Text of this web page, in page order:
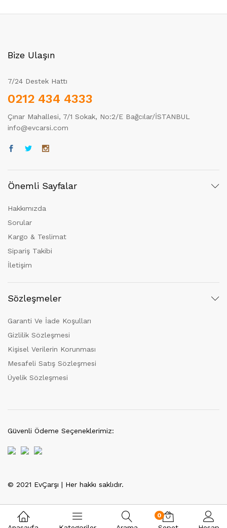
7/24 Canlı Destek
Bize Ulaşın
7/24 Destek Hattı
0212 434 4333
Çınar Mahallesi, 7/1 Sokak, No:2/E Bağcılar/İSTANBUL
info@evcarsi.com
Önemli Sayfalar
Hakkımızda
Sorular
Kargo & Teslimat
Sipariş Takibi
İletişim
Sözleşmeler
Garanti Ve İade Koşulları
Gizlilik Sözleşmesi
Kişisel Verilerin Korunması
Mesafeli Satış Sözleşmesi
Üyelik Sözleşmesi
© 2021 EvÇarşı | Her hakkı saklıdır.
Güvenli Ödeme Seçeneklerimiz:
0